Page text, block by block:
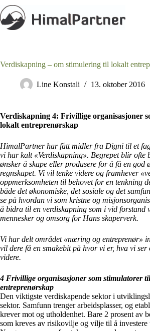
Hopp
til
innholdet
Verdiskapning – om stimulering til lokalt
Line Konstali 13. oktober 2016
Verdiskapning 4: Frivillige organisasjoner
lokalt entreprenørskap
HimalPartner har fått midler fra Digni til et
vi har kalt «Verdiskapning». Begrepet blir ofte
ønsker å skape eller produsere for å få en god
regnskapet. Vi vil tenke videre og framhever
oppmerksomheten til behovet for en tenkning
både det økonomiske, det sosiale og det
se på hvordan vi som kristne og
å bidra til en verdiskapning som i vid
mennesker og omsorg for Hans skaperverk.
Vi har delt området «næring og entreprenør»
vil dere få en smakebit på hvor vi er, hva vi
videre.
4 Frivillige organisasjoner som stimulatorer
entreprenørskap
Den viktigste verdiskapende sektor i
sektor. Samfunn trenger arbeidsplasser, og
krever mot og utholdenhet. Bare 2 prosent av
som kreves av risikovilje og vilje til å investere